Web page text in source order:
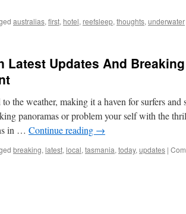
australias, first, hotel, reefsleep, thoughts, underwater
Latest Updates And
the weather, making it a haven for surfers
panoramas or problem your self with the
in … Continue reading →
breaking, latest, local, tasmania, today, updates |